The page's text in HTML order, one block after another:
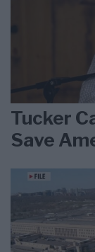
Tucker
Save